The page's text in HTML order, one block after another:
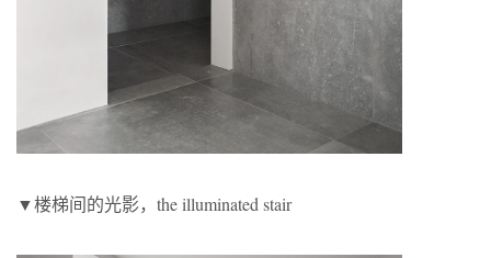
▼楼梯间的光影，the illuminated stair